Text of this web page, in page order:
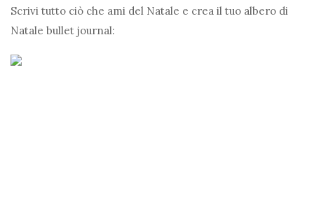
Scrivi tutto ciò che ami del Natale e crea il tuo albero di
Natale bullet journal: